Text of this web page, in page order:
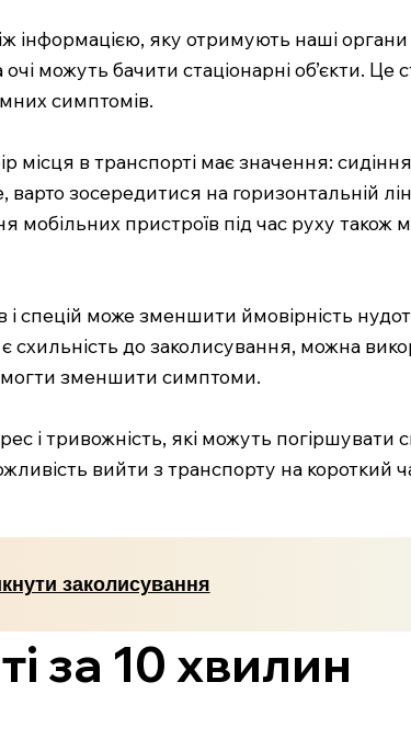
інформацією, яку отримують наші
можуть бачити стаціонарні об’єкти. Це
симптомів.
місця в транспорті має значення:
зосередитися на горизонтальній
пристроїв під час руху також
спецій може зменшити ймовірність
схильність до заколисування, можна
зменшити симптоми.
і тривожність, які можуть погіршувати
вийти з транспорту на короткий
заколисування
за 10 хвилин